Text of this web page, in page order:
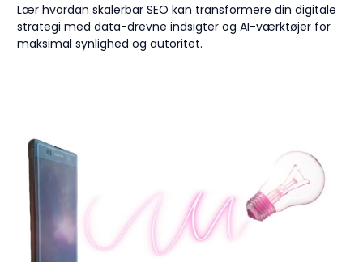
Lær hvordan skalerbar SEO kan transformere din digitale
strategi med data-drevne indsigter og AI-værktøjer for
maksimal synlighed og autoritet.